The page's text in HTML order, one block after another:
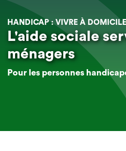
HANDICAP : VIVRE À DOMICILE
L'aide sociale
ménagers
Pour les personnes